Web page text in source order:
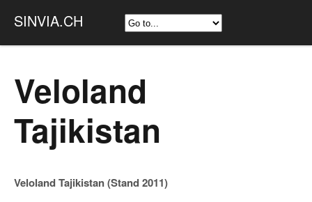
SINVIA.CH
Veloland
Tajikistan
Veloland Tajikistan (Stand 2011)